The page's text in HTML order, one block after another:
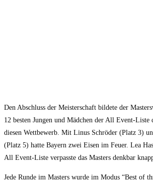
Den Abschluss der Meisterschaft bildete der
12 besten Jungen und Mädchen der All Event-
diesen Wettbewerb. Mit Linus Schröder (Platz 3)
(Platz 5) hatte Bayern zwei Eisen im Feuer. Lea
All Event-Liste verpasste das Masters denkbar
Jede Runde im Masters wurde im Modus “Best of